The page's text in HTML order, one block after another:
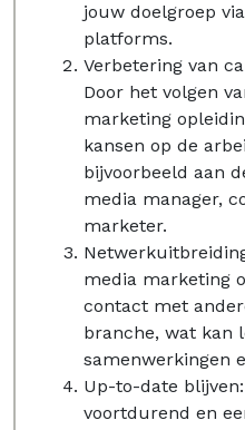
jouw doelgroep
platforms.
Verbetering van
Door het volgen
marketing
kansen op de
bijvoorbeeld aan
media manager,
marketer.
media marketing
contact met
branche, wat kan
samenwerkingen
Up-to-date
voortdurend en